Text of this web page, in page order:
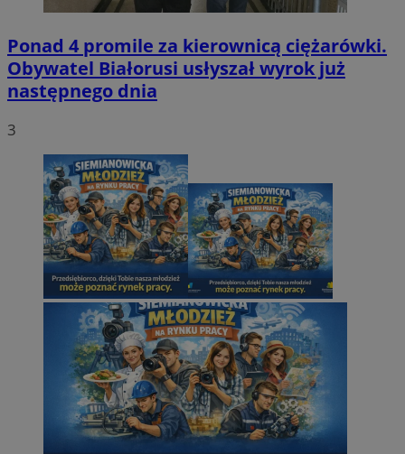
Ponad 4 promile za kierownicą ciężarówki.
Obywatel Białorusi usłyszał wyrok już
następnego dnia
3